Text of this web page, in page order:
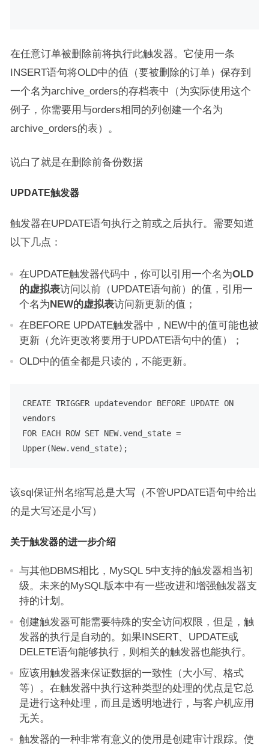
在任意订单被删除前将执行此触发器。它使用一条
INSERT语句将OLD中的值（要被删除的订单）保存到
一个名为archive_orders的存档表中（为实际使用这个
例子，你需要用与orders相同的列创建一个名为
archive_orders的表）。
说白了就是在删除前备份数据
UPDATE触发器
触发器在UPDATE语句执行之前或之后执行。需要知道
以下几点：
在UPDATE触发器代码中，你可以引用一个名为OLD
的虚拟表访问以前（UPDATE语句前）的值，引用一
个名为NEW的虚拟表访问新更新的值；
在BEFORE UPDATE触发器中，NEW中的值可能也被
更新（允许更改将要用于UPDATE语句中的值）；
OLD中的值全都是只读的，不能更新。
CREATE TRIGGER updatevendor BEFORE UPDATE ON
FOR EACH ROW SET NEW.vend_state =
Upper
该sql保证州名缩写总是大写（不管UPDATE语句中给出
的是大写还是小写）
关于触发器的进一步介绍
与其他DBMS相比，MySQL 5中支持的触发器相当初
级。未来的MySQL版本中有一些改进和增强触发器支
持的计划。
创建触发器可能需要特殊的安全访问权限，但是，触
发器的执行是自动的。如果INSERT、UPDATE或
DELETE语句能够执行，则相关的触发器也能执行。
应该用触发器来保证数据的一致性（大小写、格式
等）。在触发器中执行这种类型的处理的优点是它总
是进行这种处理，而且是透明地进行，与客户机应用
无关。
触发器的一种非常有意义的使用是创建审计跟踪。使